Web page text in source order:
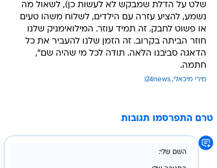
שלט על הדלת שמבקש לא לעשות כן), לשאול מה
נשמע, להציע עזרה עם הילדים, לשלוח משהו טעים
או פשוט לחבק. זה תמיד עוזר. המילואימניק שלנו
חוזר הביתה בקרוב. זה הזמן שלנו להעביר את כל
הדאגה סביבנו הלאה. תודה לכל מי שהיה שם",
חתמה.
מירי מיכאלי i24news
טרם התפרסמו תגובות